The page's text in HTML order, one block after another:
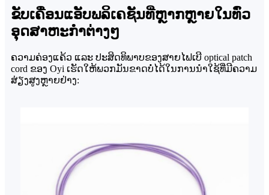
ຂັບເຄື່ອນແອັບພລິເຄຊັນທີ່ຫຼາກຫຼາຍໃນທົ່ວ
ອຸດສາຫະກໍາຕ່າງໆ
ຄວາມຄ່ອງແຄ້ວ ແລະ ປະສິດທິພາບຂອງສາຍໄຟເບີ optical patch
cord ຂອງ Oyi ເຮັດໃຫ້ພວກມັນຂາດບໍ່ໄດ້ໃນການນຳໃຊ້ທີ່ມີຄວາມ
ສ່ຽງສູງຫຼາຍຢ່າງ: